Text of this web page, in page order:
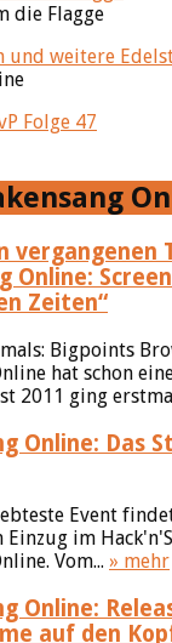
die Flagge
Online:
Zeiten“
Bigpoints
hat schon
2011 ging
Online: Das
Event
Einzug im
Vom... » mehr
Online:
auf den